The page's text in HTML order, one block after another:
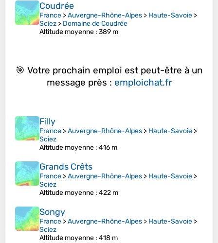
Coudrée
France >Auvergne-Rhône-Alpes > Haute-Savoie >
Sciez > Domaine de Coudrée
Altitude moyenne : 389 m
🎯 Votre prochain emploi est peut-être à un
message près : emploichat.fr
Filly
France >Auvergne-Rhône-Alpes > Haute-Savoie >
Sciez
Altitude moyenne : 416 m
Grands Crêts
France >Auvergne-Rhône-Alpes > Haute-Savoie >
Sciez
Altitude moyenne : 422 m
Songy
France >Auvergne-Rhône-Alpes > Haute-Savoie >
Sciez
Altitude moyenne : 418 m